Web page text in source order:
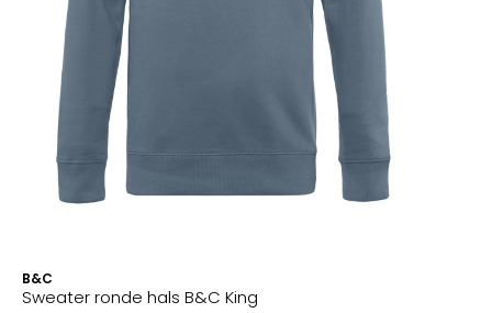
B&C
Sweater ronde hals B&C King